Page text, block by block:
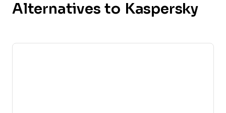
Alternatives to Kaspersky